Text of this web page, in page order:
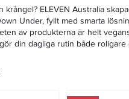
ELEVEN Australia
Under, fyllt med smarta
av produkterna är helt
din dagliga rutin både